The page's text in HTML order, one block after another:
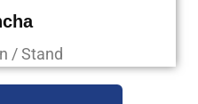
/ Stand